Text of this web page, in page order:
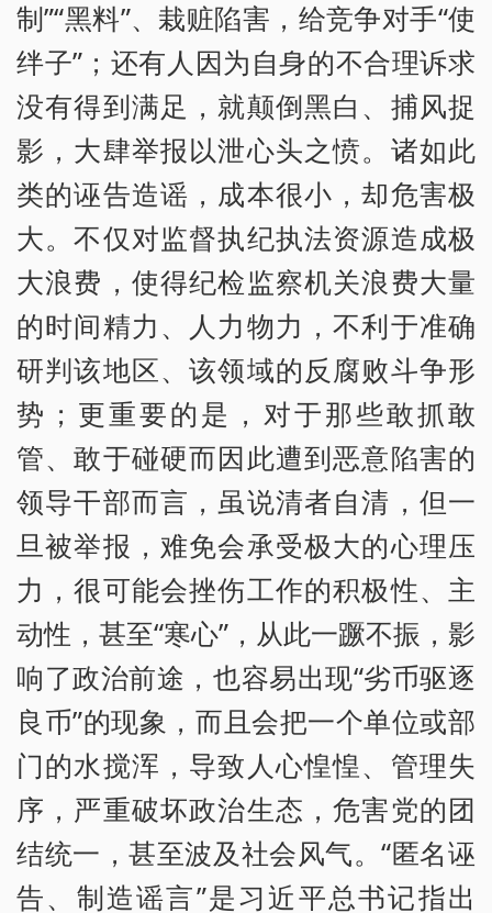
制”“黑料”、栽赃陷害，给竞争对手“使
绊子”；还有人因为自身的不合理诉求
没有得到满足，就颠倒黑白、捕风捉
影，大肆举报以泄心头之愤。诸如此
类的诬告造谣，成本很小，却危害极
大。不仅对监督执纪执法资源造成极
大浪费，使得纪检监察机关浪费大量
的时间精力、人力物力，不利于准确
研判该地区、该领域的反腐败斗争形
势；更重要的是，对于那些敢抓敢
管、敢于碰硬而因此遭到恶意陷害的
领导干部而言，虽说清者自清，但一
旦被举报，难免会承受极大的心理压
力，很可能会挫伤工作的积极性、主
动性，甚至“寒心”，从此一蹶不振，影
响了政治前途，也容易出现“劣币驱逐
良币”的现象，而且会把一个单位或部
门的水搅浑，导致人心惶惶、管理失
序，严重破坏政治生态，危害党的团
结统一，甚至波及社会风气。“匿名诬
告、制造谣言”是习近平总书记指出